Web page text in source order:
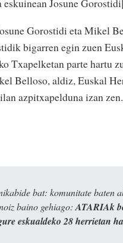
Josune
Gorostidi eta Mikel
bigarren egin zuen
Txapelketan parte hartu
Belloso, aldiz, Euskal
azpitxapelduna izan zen.
bat: komunitate baten
baino gehiago: ATARIAk
eskualdeko 28 herrietan